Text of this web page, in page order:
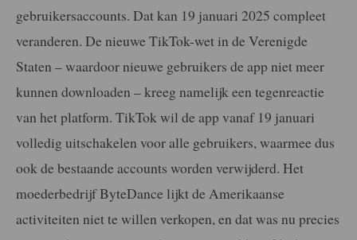
gebruikersaccounts. Dat kan 19 januari 2025 compleet
veranderen. De nieuwe TikTok-wet in de Verenigde
Staten – waardoor nieuwe gebruikers de app niet meer
kunnen downloaden – kreeg namelijk een tegenreactie
van het platform. TikTok wil de app vanaf 19 januari
volledig uitschakelen voor alle gebruikers, waarmee dus
ook de bestaande accounts worden verwijderd. Het
moederbedrijf ByteDance lijkt de Amerikaanse
activiteiten niet te willen verkopen, en dat was nu precies